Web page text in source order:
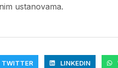
ustanovama.
TWITTER LINKEDIN